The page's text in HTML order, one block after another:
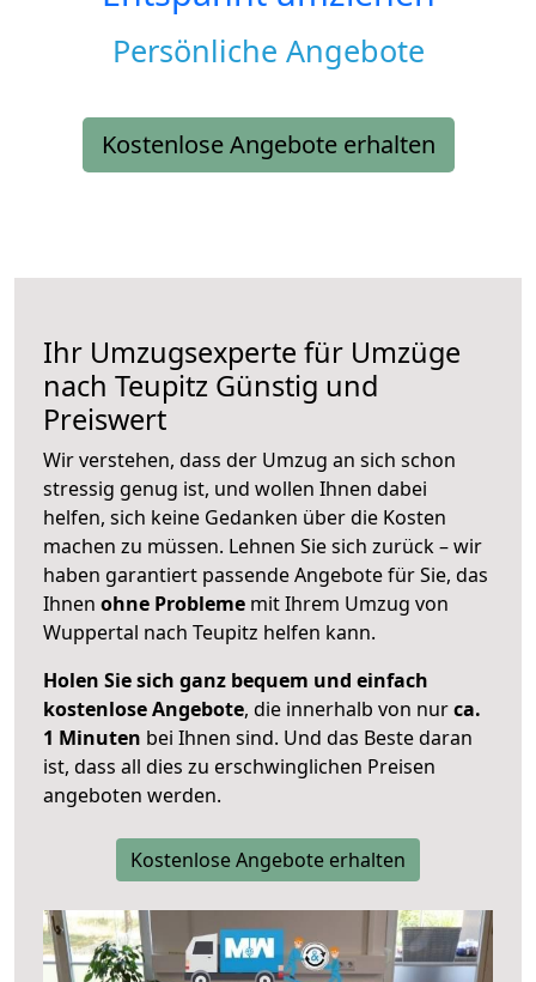
Persönliche Angebote
Kostenlose Angebote erhalten
Ihr Umzugsexperte für Umzüge
nach Teupitz Günstig und
Preiswert
Wir verstehen, dass der Umzug an sich schon
stressig genug ist, und wollen Ihnen dabei
helfen, sich keine Gedanken über die Kosten
machen zu müssen. Lehnen Sie sich zurück – wir
haben garantiert passende Angebote für Sie, das
Ihnen ohne Probleme mit Ihrem Umzug von
Wuppertal nach Teupitz helfen kann.
Holen Sie sich ganz bequem und einfach
kostenlose Angebote, die innerhalb von nurca.
1 Minuten bei Ihnen sind. Und das Beste daran
ist, dass all dies zu erschwinglichen Preisen
angeboten werden.
Kostenlose Angebote erhalten